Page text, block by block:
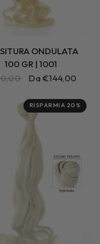
ONDULATA
100 GR | 1001
Da €144,00
RISPARMIA 20%